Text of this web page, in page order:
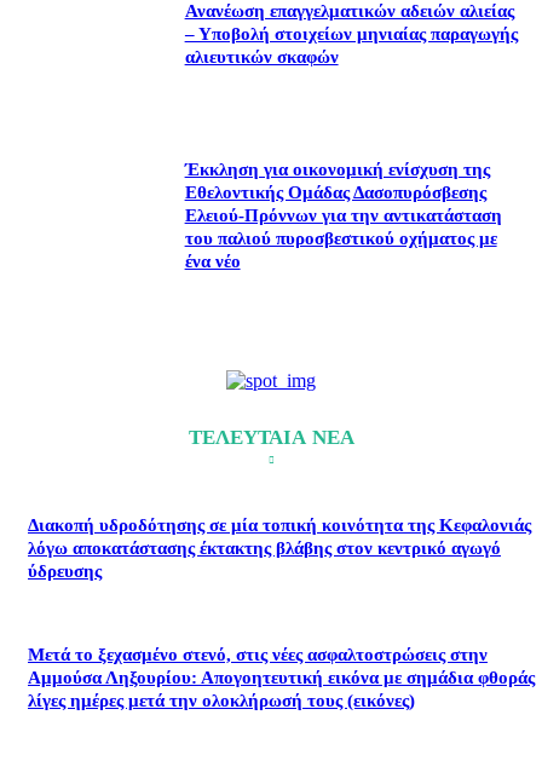
Ανανέωση επαγγελματικών αδειών αλιείας
– Υποβολή στοιχείων μηνιαίας παραγωγής
αλιευτικών σκαφών
Έκκληση για οικονομική ενίσχυση της
Εθελοντικής Ομάδας Δασοπυρόσβεσης
Ελειού-Πρόννων για την αντικατάσταση
του παλιού πυροσβεστικού οχήματος με
ένα νέο
ΤΕΛΕΥΤΑΙΑ ΝΕΑ
Διακοπή υδροδότησης σε μία τοπική κοινότητα της Κεφαλονιάς
λόγω αποκατάστασης έκτακτης βλάβης στον κεντρικό αγωγό
ύδρευσης
Μετά το ξεχασμένο στενό, στις νέες ασφαλτοστρώσεις στην
Αμμούσα Ληξουρίου: Απογοητευτική εικόνα με σημάδια φθοράς
λίγες ημέρες μετά την ολοκλήρωσή τους (εικόνες)